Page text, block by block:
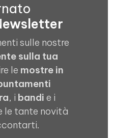
sulle nostre
sulla tua
le mostre in
, i bandi e i
le tante novità